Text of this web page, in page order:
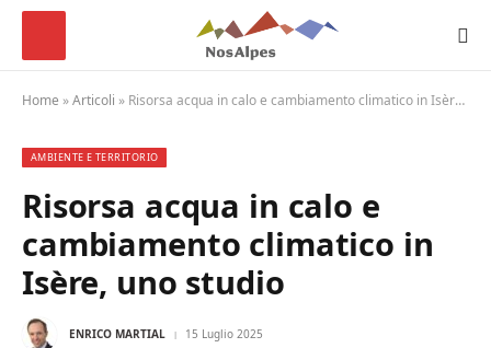
Home »Articoli » Risorsa acqua in calo e cambiamento climatico in Isère, uno studio
AMBIENTE E TERRITORIO
Risorsa acqua in calo e
cambiamento climatico in
Isère, uno studio
ENRICO MARTIAL 15 Luglio 2025